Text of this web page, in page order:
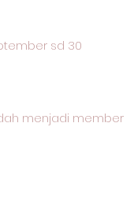
sd 30
menjadi member